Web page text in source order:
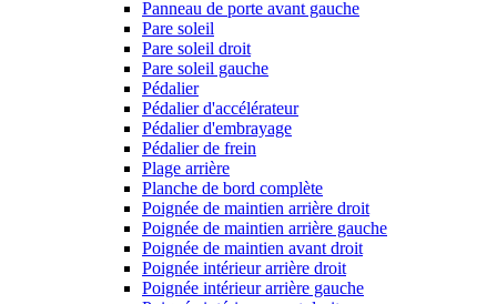
Panneau de porte avant gauche
Pare soleil
Pare soleil droit
Pare soleil gauche
Pédalier
Pédalier d'accélérateur
Pédalier d'embrayage
Pédalier de frein
Plage arrière
Planche de bord complète
Poignée de maintien arrière droit
Poignée de maintien arrière gauche
Poignée de maintien avant droit
Poignée intérieur arrière droit
Poignée intérieur arrière gauche